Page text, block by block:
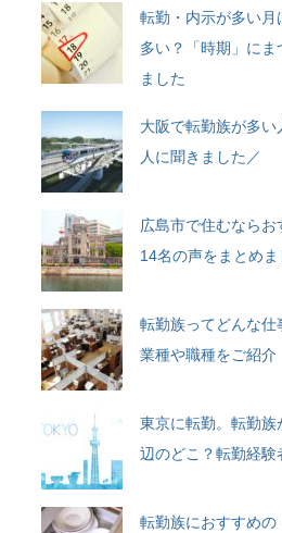
転勤・内示が多い
多い？「時期」に
ました
大阪で転勤族が多
人に聞きました／
広島市で住むなら
14名の声をまとめま
転勤族ってどんな
業種や職種をご紹介
東京に転勤。転勤族
辺のどこ？転勤経験
転勤族におすすめ